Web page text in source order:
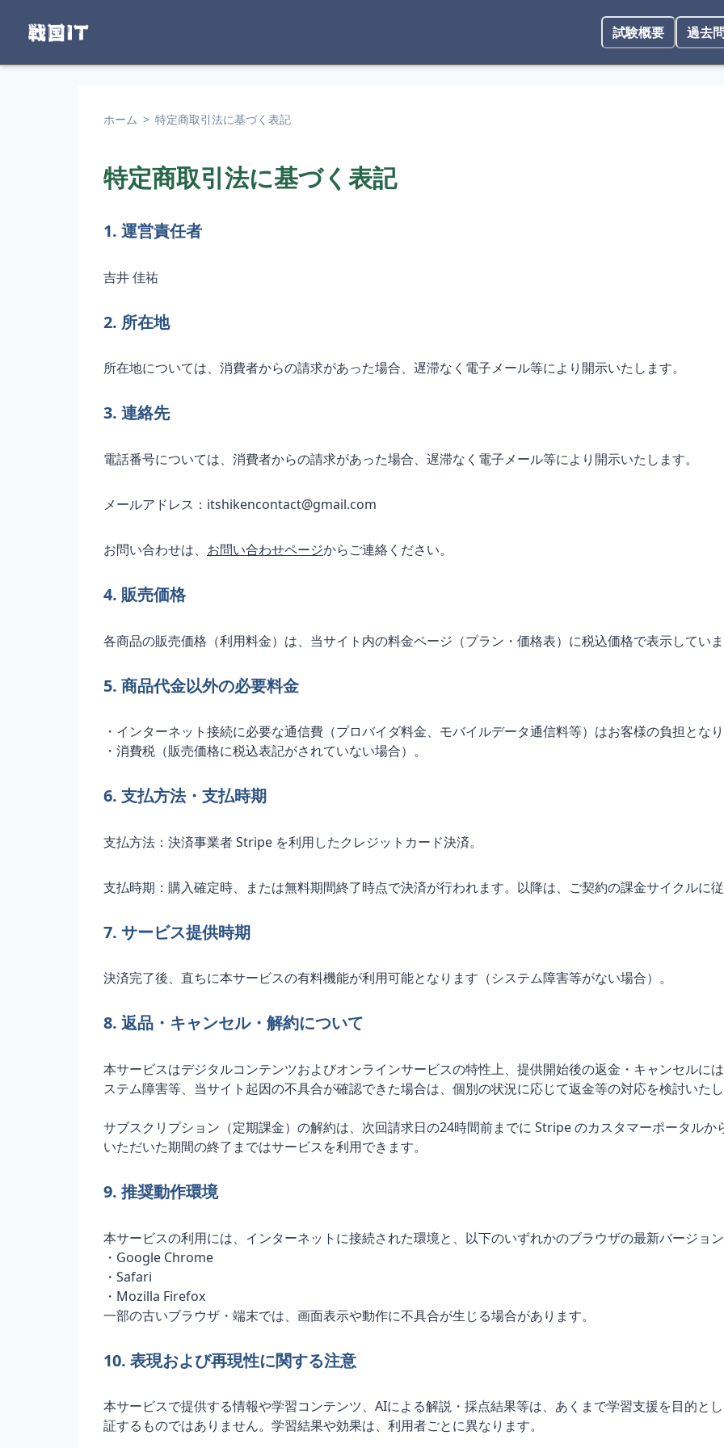
試験概要 過去
ホーム > 特定商取引法に基づく表記
特定商取引法に基づく表記
1. 運営責任者
吉井 佳祐
2. 所在地
所在地については、消費者からの請求があった場合、遅滞なく電子メール等により開示いたします。
3. 連絡先
電話番号については、消費者からの請求があった場合、遅滞なく電子メール等により開示いたします。
メールアドレス：itshikencontact@gmail.com
お問い合わせは、 お問い合わせページからご連絡ください。
4. 販売価格
各商品の販売価格（利用料金）は、当サイト内の料金ページ（プラン・価格表）に税込価格で表示してい
5. 商品代金以外の必要料金
・インターネット接続に必要な通信費（プロバイダ料金、モバイルデータ通信料等）はお客様の負担とな
・消費税（販売価格に税込表記がされていない場合）。
6. 支払方法・支払時期
支払方法：決済事業者 Stripe を利用したクレジットカード決済。
支払時期：購入確定時、または無料期間終了時点で決済が行われます。以降は、ご契約の課金サイクルに
7. サービス提供時期
決済完了後、直ちに本サービスの有料機能が利用可能となります（システム障害等がない場合）。
8. 返品・キャンセル・解約について
本サービスはデジタルコンテンツおよびオンラインサービスの特性上、提供開始後の返金・キャンセルに
ステム障害等、当サイト起因の不具合が確認できた場合は、個別の状況に応じて返金等の対応を検討いた
サブスクリプション（定期課金）の解約は、次回請求日の24時間前までに Stripe のカスタマーポータル
いただいた期間の終了まではサービスを利用できます。
9. 推奨動作環境
本サービスの利用には、インターネットに接続された環境と、以下のいずれかのブラウザの最新バージョ
・Google Chrome
・Safari
・Mozilla Firefox
一部の古いブラウザ・端末では、画面表示や動作に不具合が生じる場合があります。
10. 表現および再現性に関する注意
本サービスで提供する情報や学習コンテンツ、AIによる解説・採点結果等は、あくまで学習支援を目的と
証するものではありません。学習結果や効果は、利用者ごとに異なります。